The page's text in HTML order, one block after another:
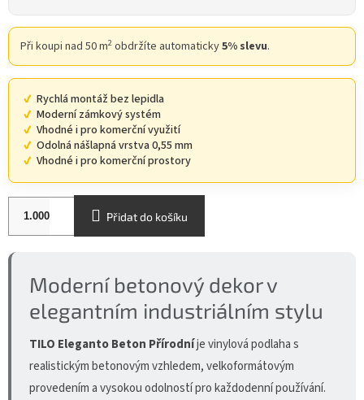
Při koupi nad 50 m2 obdržíte automaticky5% slevu.
Rychlá montáž bez lepidla
Moderní zámkový systém
Vhodné i pro komerční využití
Odolná nášlapná vrstva 0,55 mm
Vhodné i pro komerční prostory
Přidat do košíku
Moderní betonový dekor v
elegantním industriálním stylu
TILO Eleganto Beton Přírodníje vinylová podlaha s
realistickým betonovým vzhledem, velkoformátovým
provedením a vysokou odolností pro každodenní používání.